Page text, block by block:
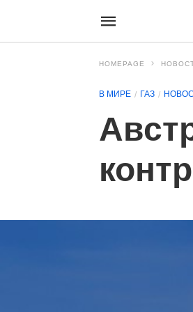
HOMEPAGE
В МИРЕ ГАЗ